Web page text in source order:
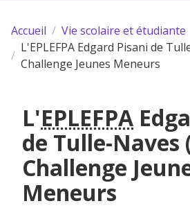
Accueil
Vie scolaire et étudiante
L'EPLEFPA Edgard Pisani de
Challenge Jeunes Meneurs
L'EPLEFPA
de Tulle-Naves
Challenge
Meneurs